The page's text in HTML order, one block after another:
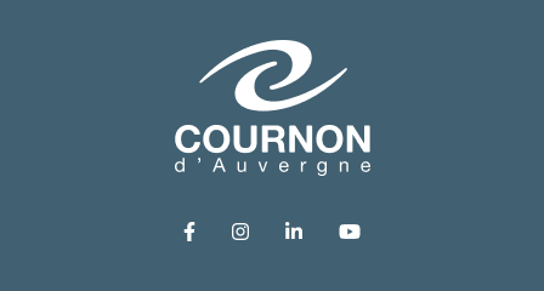
Lien vers le compte Facebook
Lien vers le compte Instagram
Lien vers le compte
Lien vers la